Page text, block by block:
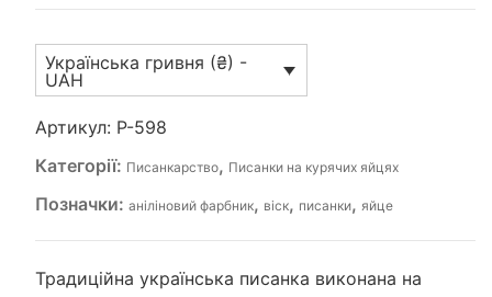
яйці
Українська гривня (₴) -
UAH
Артикул: P-598
Категорії: Писанкарство, Писанки на курячих яйцях
Позначки: аніліновий фарбник, віск, писанки, яйце
Традиційна українська писанка виконана на